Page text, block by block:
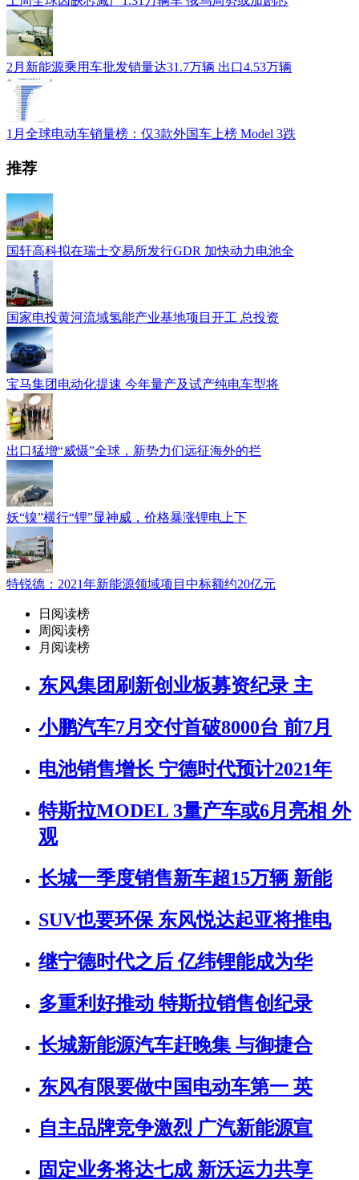
2月新能源乘用车批发销量达31.7万辆 出口4.53万辆
1月全球电动车销量榜：仅3款外国车上榜 Model 3跌
推荐
国轩高科拟在瑞士交易所发行GDR 加快动力电池全
国家电投黄河流域氢能产业基地项目开工 总投资
宝马集团电动化提速 今年量产及试产纯电车型将
出口猛增“威慑”全球，新势力们远征海外的拦
妖“镍”横行“锂”显神威，价格暴涨锂电上下
特锐德：2021年新能源领域项目中标额约20亿元
日阅读榜
周阅读榜
月阅读榜
东风集团刷新创业板募资纪录 主
小鹏汽车7月交付首破8000台 前7月
电池销售增长 宁德时代预计2021年
特斯拉MODEL 3量产车或6月亮相 外
观
长城一季度销售新车超15万辆 新能
SUV也要环保 东风悦达起亚将推电
继宁德时代之后 亿纬锂能成为华
多重利好推动 特斯拉销售创纪录
长城新能源汽车赶晚集 与御捷合
东风有限要做中国电动车第一 英
自主品牌竞争激烈 广汽新能源宣
固定业务将达七成 新沃运力共享